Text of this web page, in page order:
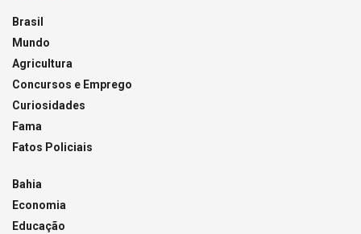
Brasil
Mundo
Agricultura
Concursos e Emprego
Curiosidades
Fama
Fatos Policiais
Bahia
Economia
Educação